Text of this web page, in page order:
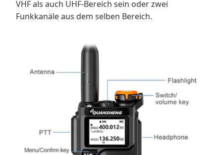
VHF als auch UHF-Bereich sein oder zwei
Funkkanäle aus dem selben Bereich.